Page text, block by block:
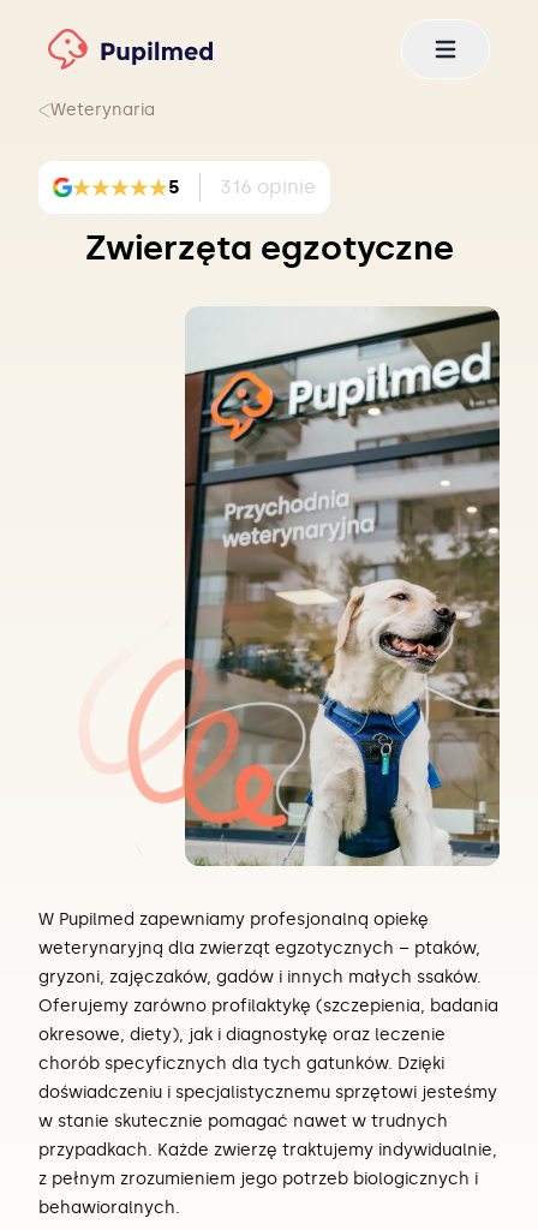
Weterynaria
5 316 opinie
Zwierzęta egzotyczne
W Pupilmed zapewniamy profesjonalną opiekę
weterynaryjną dla zwierząt egzotycznych – ptaków,
gryzoni, zajęczaków, gadów i innych małych ssaków.
Oferujemy zarówno profilaktykę (szczepienia, badania
okresowe, diety), jak i diagnostykę oraz leczenie
chorób specyficznych dla tych gatunków. Dzięki
doświadczeniu i specjalistycznemu sprzętowi jesteśmy
w stanie skutecznie pomagać nawet w trudnych
przypadkach. Każde zwierzę traktujemy indywidualnie,
z pełnym zrozumieniem jego potrzeb biologicznych i
behawioralnych.